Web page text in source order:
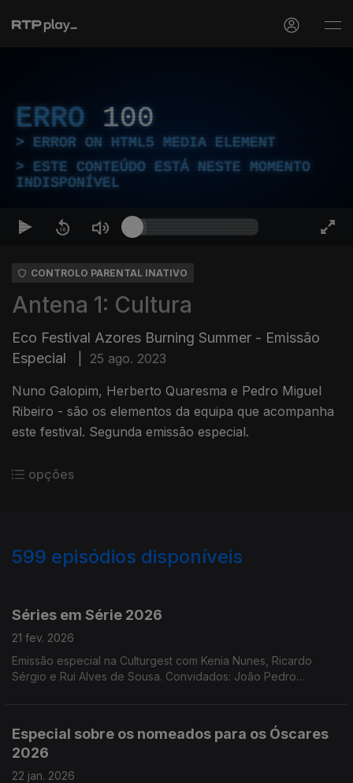
ERRO 100
ERROR ON HTML5 MEDIA ELEMENT
ESTE CONTEÚDO ESTÁ NESTE MOMENTO
INDISPONÍVEL
CONTROLO PARENTAL INATIVO
Antena 1: Cultura
Eco Festival Azores Burning Summer - Emissão
Especial
25 ago. 2023
Nuno Galopim, Herberto Quaresma e Pedro Miguel
Ribeiro - são os elementos da equipa que acompanha
este festival. Segunda emissão especial.
opções
599 episódios disponíveis
Séries em Série 2026
21 fev. 2026
Emissão especial na Culturgest com Kenia Nunes, Ricardo
Sérgio e Rui Alves de Sousa. Convidados: João Pedro
Especial sobre os nomeados para os Óscares
2026
22 jan. 2026